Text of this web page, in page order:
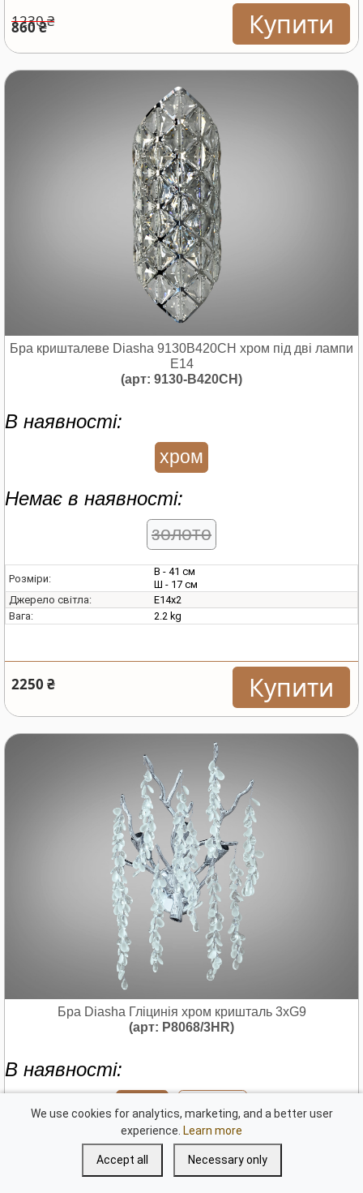
1230 ₴
860 ₴ Купити
Бра кришталеве Diasha 9130B420CH хром під дві лампи
E14
(арт: 9130-B420CH)
В наявності:
хром
Немає в наявності:
золото
Розміри:
В - 41 см
Ш - 17 см
Джерело світла:
E14х2
Вага:
2.2 kg
2250 ₴ Купити
Бра Diasha Гліцинія хром кришталь 3xG9
(арт: P8068/3HR)
В наявності:
хром золото
В - 45 см
Ш - 29 см
We use cookies for analytics, marketing, and a better user
experience. Learn more
Accept all Necessary only